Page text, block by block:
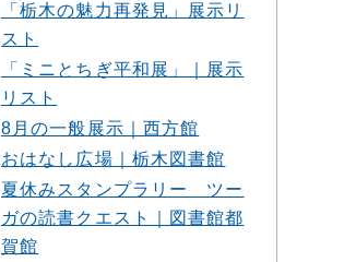
「栃木の魅力再発見」展示リ
スト
「ミニとちぎ平和展」｜展示
リスト
8月の一般展示｜西方館
おはなし広場｜栃木図書館
夏休みスタンプラリー ツー
ガの読書クエスト｜図書館都
賀館